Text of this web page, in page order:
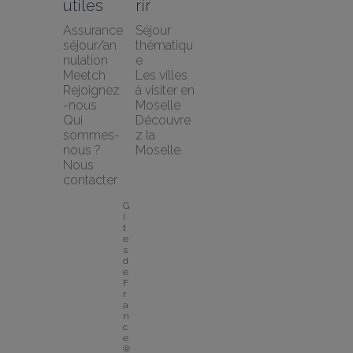
utiles
Assurance
séjour/an
nulation
Meetch
Rejoignez
-nous
Qui
sommes-
nous ?
Nous
contacter
rir
Séjour
thématiqu
e
Les villes
à visiter en
Moselle
Découvre
z la
Moselle
G
î
t
e
s
d
e
F
r
a
n
c
e
®